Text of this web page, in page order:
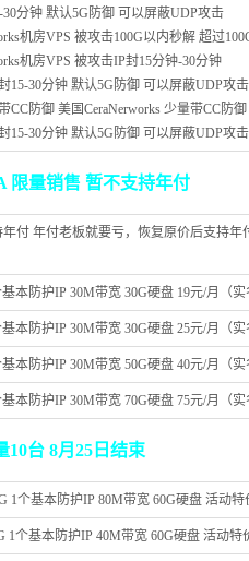
分钟 默认5G防御 可以屏蔽UDP攻击
机房VPS 被攻击100G以内秒解 超过
机房VPS 被攻击IP封15分钟-30分钟
15-30分钟 默认5G防御 可以屏蔽UDP攻击
CC防御 美国CeraNerworks 少量带CC防
15-30分钟 默认5G防御 可以屏蔽UDP攻击
限量销售 暂不支持年付
付 年付老板就要亏，恢复原价后支持年
基本防护IP 30M带宽 30G硬盘 19元/月（实
本防护IP 30M带宽 30G硬盘 25元/月（实
本防护IP 30M带宽 50G硬盘 40元/月（实
本防护IP 30M带宽 70G硬盘 75元/月（实
10台 8月25日结束
1个基本防护IP 80M带宽 60G硬盘 活动特
1个基本防护IP 40M带宽 60G硬盘 活动特